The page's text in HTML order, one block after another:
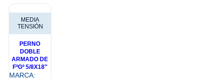
MEDIA
TENSIÓN
PERNO
DOBLE
ARMADO DE
FºGº 5/8X18″
MARCA: